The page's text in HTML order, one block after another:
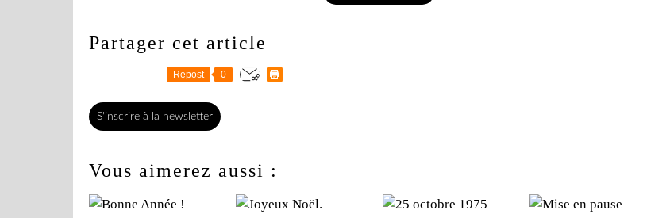
Partager cet article
Repost 0
S'inscrire à la newsletter
Vous aimerez aussi :